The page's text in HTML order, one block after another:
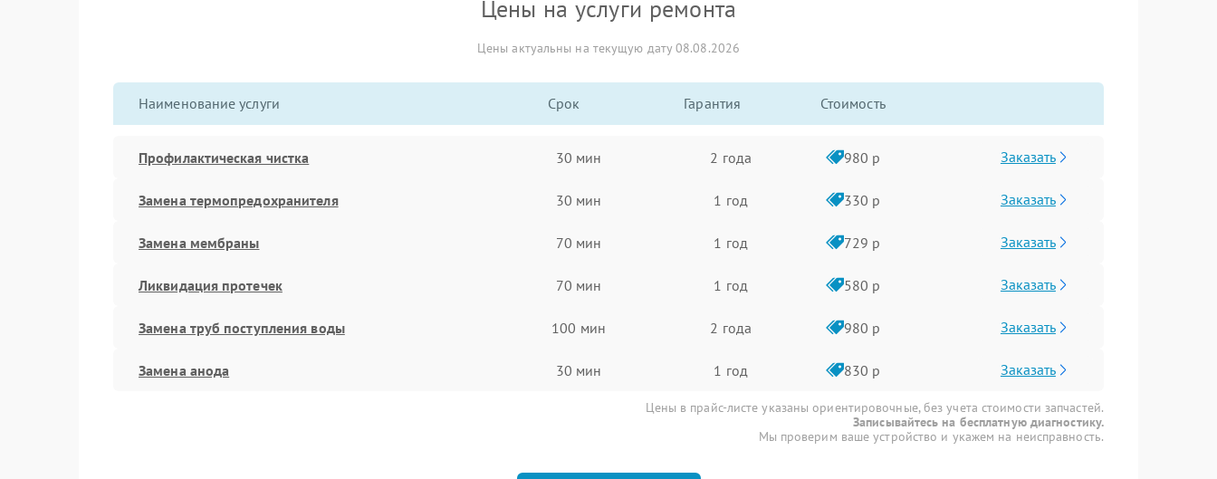
Цены на услуги ремонта
Цены актуальны на текущую дату 08.08.2026
Наименование услуги Срок Гарантия Стоимость
Профилактическая чистка 30 мин 2 года 980 р Заказать
Замена термопредохранителя 30 мин 1 год 330 р Заказать
Замена мембраны 70 мин 1 год 729 р Заказать
Ликвидация протечек 70 мин 1 год 580 р Заказать
Замена труб поступления воды 100 мин 2 года 980 р Заказать
Замена анода 30 мин 1 год 830 р Заказать
Цены в прайс-листе указаны ориентировочные, без учета стоимости запчастей.
Записывайтесь на бесплатную диагностику.
Мы проверим ваше устройство и укажем на неисправность.